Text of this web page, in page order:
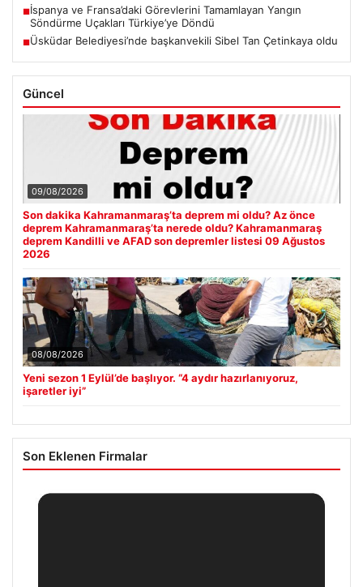
■İspanya ve Fransa’daki Görevlerini Tamamlayan Yangın
Söndürme Uçakları Türkiye’ye Döndü
■Üsküdar Belediyesi’nde başkanvekili Sibel Tan Çetinkaya oldu
Güncel
09/08/2026
Son dakika Kahramanmaraş’ta deprem mi oldu? Az önce
deprem Kahramanmaraş’ta nerede oldu? Kahramanmaraş
deprem Kandilli ve AFAD son depremler listesi 09 Ağustos
2026
08/08/2026
Yeni sezon 1 Eylül’de başlıyor. “4 aydır hazırlanıyoruz,
işaretler iyi”
Son Eklenen Firmalar